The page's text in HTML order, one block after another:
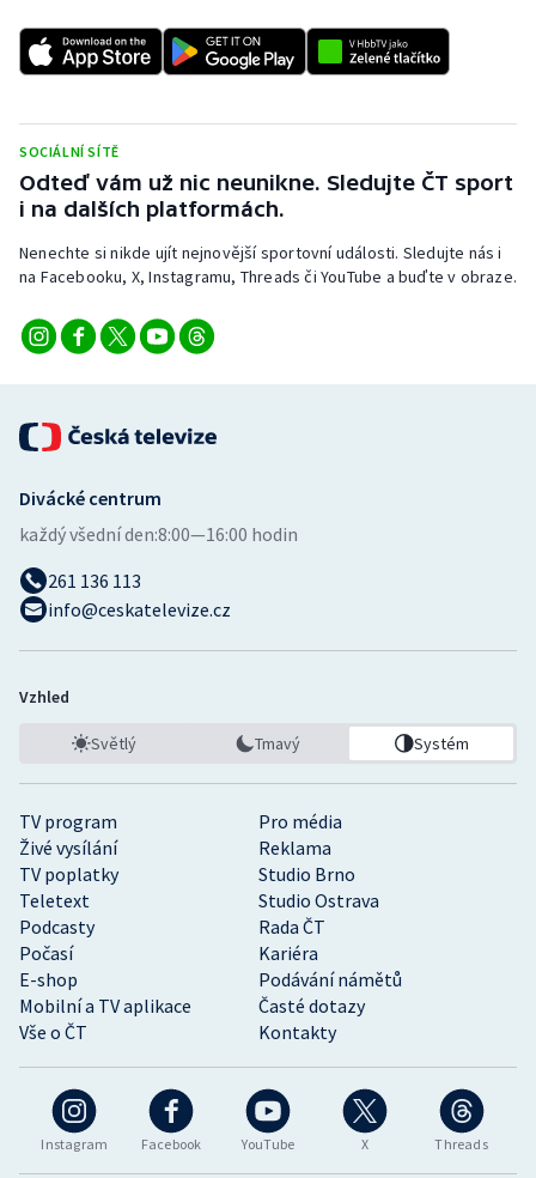
Sportovní střelba
Stolní tenis
Triatlon
Volejbal
SOCIÁLNÍ SÍTĚ
Odteď vám už nic neunikne. Sledujte ČT sport
i na dalších platformách.
Nenechte si nikde ujít nejnovější sportovní události. Sledujte nás i
na Facebooku, X, Instagramu, Threads či YouTube a buďte v obraze.
Instagram Facebook YouTube X Threads
TV program
Pro média
Živé vysílání
Reklama
TV poplatky
Studio Brno
Teletext
Studio Ostrava
Podcasty
Rada ČT
Počasí
Kariéra
E-shop
Podávání námětů
Mobilní a TV aplikace
Časté dotazy
Vše o ČT
Kontakty
Divácké centrum
každý všední den:8:00—16:00 hodin
261 136 113
info@ceskatelevize.cz
Vzhled
Světlý Tmavý Systém